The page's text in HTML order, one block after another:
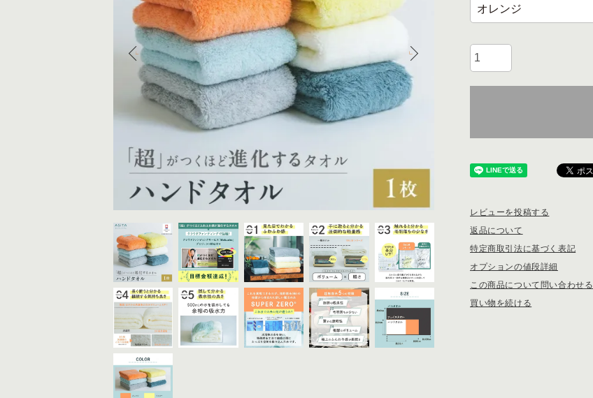
レビューを投稿する
返品について
特定商取引法に基づく表記
オプションの値段詳細
この商品について問い合わせる
買い物を続ける